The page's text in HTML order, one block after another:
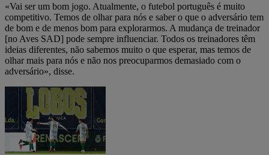
«Vai ser um bom jogo. Atualmente, o futebol português é muito
competitivo. Temos de olhar para nós e saber o que o adversário tem
de bom e de menos bom para explorarmos. A mudança de treinador
[no Aves SAD] pode sempre influenciar. Todos os treinadores têm
ideias diferentes, não sabemos muito o que esperar, mas temos de
olhar mais para nós e não nos preocuparmos demasiado com o
adversário», disse.